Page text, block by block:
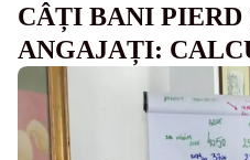
CÂȚI BANI
ANGAJAȚI: